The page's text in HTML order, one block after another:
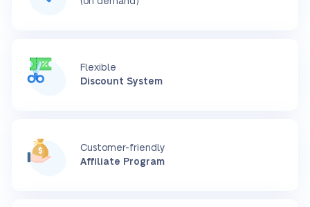
Flexible
Discount System
Customer-friendly
Affiliate Program